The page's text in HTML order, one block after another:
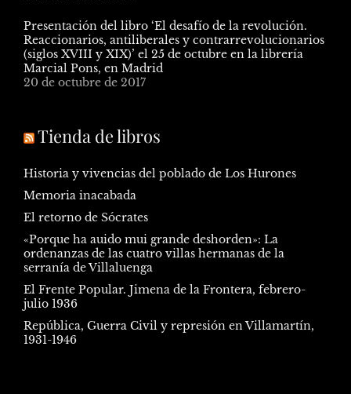
Presentación del libro ‘El desafío de la revolución.
Reaccionarios, antiliberales y contrarrevolucionarios
(siglos XVIII y XIX)’ el 25 de octubre en la librería
Marcial Pons, en Madrid
20 de octubre de 2017
Tienda de libros
Historia y vivencias del poblado de Los Hurones
Memoria inacabada
El retorno de Sócrates
«Porque ha auido mui grande deshorden»: La
ordenanzas de las cuatro villas hermanas de la
serranía de Villaluenga
El Frente Popular. Jimena de la Frontera, febrero-
julio 1936
República, Guerra Civil y represión en Villamartín,
1931-1946